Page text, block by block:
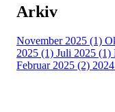
Arkiv
November 2025 (1)
2025 (1) Juli 2025 (1)
Februar 2025 (2)